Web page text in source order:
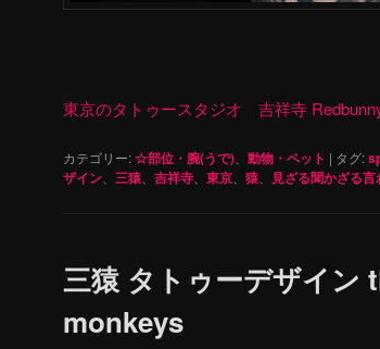
東京のタトゥースタジオ 吉祥寺
カテゴリー:☆部位・腕(うで) 動物・ペット | タグ:
ザイン
三猿 吉祥寺 東京 猿 見ざる聞かざる言
三猿 タトゥーデザイン
monkeys